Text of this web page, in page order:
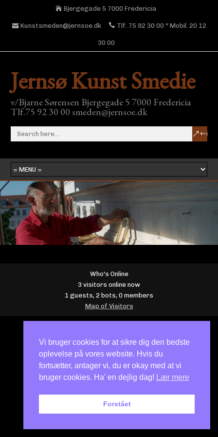
Bjergegade 5 7000 Fredericia
Kunstsmeden@jernsoe.dk Tlf. 75 92 30 00 * Mobil. 20 12
30 00
Jernsø Kunst Smedie
v/Bjarne Sørensen Bjergegade 5 7000 Fredericia
Tlf.75 92 30 00 smeden@jernsoe.dk
Who's Online
3 visitors online now
1 guests, 2 bots, 0 members
Map of Visitors
Vi bruger cookies for at sikre dig den bedste
oplevelse på vores website. Hvis du
fortsætter, antager vi, du er okay med at vi
bruger cookies. Ha' en dejlig dag!
Lær mere
Forstået